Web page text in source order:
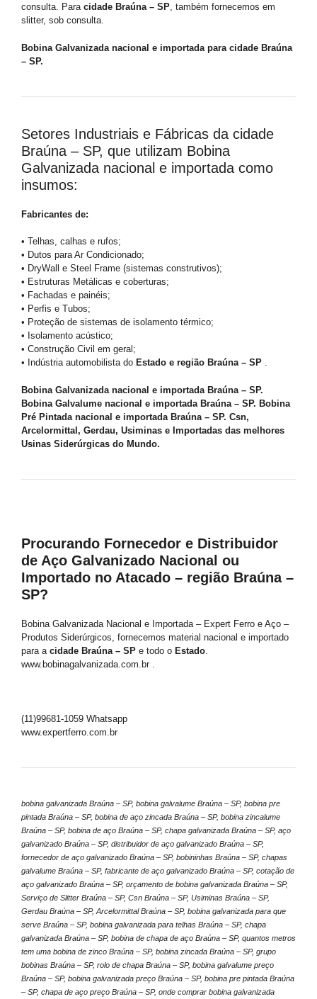
consulta. Para cidade Braúna – SP, também fornecemos em
slitter, sob consulta.
Bobina Galvanizada nacional e importada para cidade Braúna
– SP.
Setores Industriais e Fábricas da cidade
Braúna – SP, que utilizam Bobina
Galvanizada nacional e importada como
insumos:
Fabricantes de:
• Telhas, calhas e rufos;
• Dutos para Ar Condicionado;
• DryWall e Steel Frame (sistemas construtivos);
• Estruturas Metálicas e coberturas;
• Fachadas e painéis;
• Perfis e Tubos;
• Proteção de sistemas de isolamento térmico;
• Isolamento acústico;
• Construção Civil em geral;
• Indústria automobilista do Estado e região Braúna – SP .
Bobina Galvanizada nacional e importada Braúna – SP.
Bobina Galvalume nacional e importada Braúna – SP. Bobina
Pré Pintada nacional e importada Braúna – SP. Csn,
Arcelormittal, Gerdau, Usiminas e Importadas das melhores
Usinas Siderúrgicas do Mundo.
Procurando Fornecedor e Distribuidor
de Aço Galvanizado Nacional ou
Importado no Atacado – região Braúna –
SP?
Bobina Galvanizada Nacional e Importada – Expert Ferro e Aço –
Produtos Siderúrgicos, fornecemos material nacional e importado
para a cidade Braúna – SP e todo o Estado.
www.bobinagalvanizada.com.br .
(11)99681-1059 Whatsapp
www.expertferro.com.br
bobina galvanizada Braúna – SP, bobina galvalume Braúna – SP, bobina pre
pintada Braúna – SP, bobina de aço zincada Braúna – SP, bobina zincalume
Braúna – SP, bobina de aço Braúna – SP, chapa galvanizada Braúna – SP, aço
galvanizado Braúna – SP, distribuidor de aço galvanizado Braúna – SP,
fornecedor de aço galvanizado Braúna – SP, bobininhas Braúna – SP, chapas
galvalume Braúna – SP, fabricante de aço galvanizado Braúna – SP, cotação de
aço galvanizado Braúna – SP, orçamento de bobina galvanizada Braúna – SP,
Serviço de Slitter Braúna – SP, Csn Braúna – SP, Usiminas Braúna – SP,
Gerdau Braúna – SP, Arcelormittal Braúna – SP, bobina galvanizada para que
serve Braúna – SP, bobina galvanizada para telhas Braúna – SP, chapa
galvanizada Braúna – SP, bobina de chapa de aço Braúna – SP, quantos metros
tem uma bobina de zinco Braúna – SP, bobina zincada Braúna – SP, grupo
bobinas Braúna – SP, rolo de chapa Braúna – SP, bobina galvalume preço
Braúna – SP, bobina galvanizada preço Braúna – SP, bobina pre pintada Braúna
– SP, chapa de aço preço Braúna – SP, onde comprar bobina galvanizada